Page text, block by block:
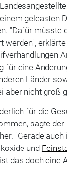
geleasten
"Dafür müsste
werden",
für eine
Länder
aber nicht groß
für die
sagte der
"Gerade auch
und
das doch eine